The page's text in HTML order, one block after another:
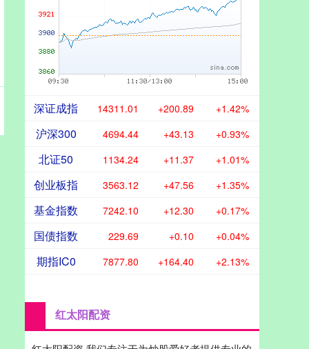
深证成指 14311.01 +200.89 +1.42%
沪深300 4694.44 +43.13 +0.93%
北证50 1134.24 +11.37 +1.01%
创业板指 3563.12 +47.56 +1.35%
基金指数 7242.10 +12.30 +0.17%
国债指数 229.69 +0.10 +0.04%
期指IC0 7877.80 +164.40 +2.13%
红太阳配资